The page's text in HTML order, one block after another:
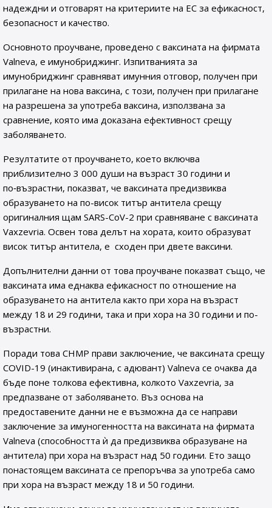
надеждни и отговарят на критериите на ЕС за ефикасност,
безопасност и качество.
Основното проучване, проведено с ваксината на фирмата
Valneva, е имунобриджинг. Изпитванията за
имунобриджинг сравняват имунния отговор, получен при
прилагане на нова ваксина, с този, получен при прилагане
на разрешена за употреба ваксина, използвана за
сравнение, която има доказана ефективност срещу
заболяването.
Резултатите от проучването, което включва
приблизително 3 000 души на възраст 30 години и
по‑възрастни, показват, че ваксината предизвиква
образуването на по-висок титър антитела срещу
оригиналния щам SARS-CoV-2 при сравняване с ваксината
Vaxzevria. Освен това делът на хората, които образуват
висок титър антитела, е сходен при двете ваксини.
Допълнителни данни от това проучване показват също, че
ваксината има еднаква ефикасност по отношение на
образуването на антитела както при хора на възраст
между 18 и 29 години, така и при хора на 30 години и по-
възрастни.
Поради това CHMP прави заключение, че ваксината срещу
COVID-19 (инактивирана, с адювант) Valneva се очаква да
бъде поне толкова ефективна, колкото Vaxzevria, за
предпазване от заболяването. Въз основа на
предоставените данни не е възможна да се направи
заключение за имуногенността на ваксината на фирмата
Valneva (способността ѝ да предизвиква образуване на
антитела) при хора на възраст над 50 години. Ето защо
понастоящем ваксината се препоръчва за употреба само
при хора на възраст между 18 и 50 години.